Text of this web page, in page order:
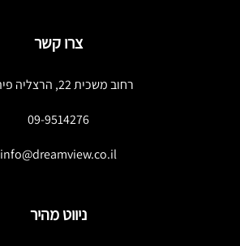
צרו קשר
רחוב משכית 22, הרצליה פיתוח
09-9514276
info@dreamview.co.il
ניווט מהיר